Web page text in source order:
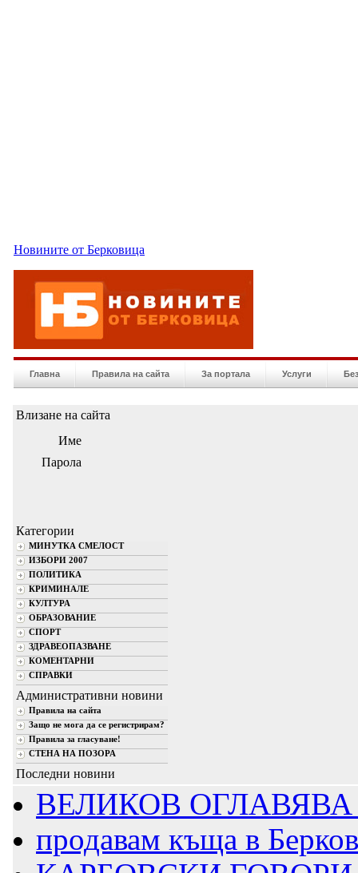
Новините от Берковица
Главна Правила на сайта За портала Услуги
Влизане на сайта
Име
Парола
Категории
МИНУТКА СМЕЛОСТ
ИЗБОРИ 2007
ПОЛИТИКА
КРИМИНАЛЕ
КУЛТУРА
ОБРАЗОВАНИЕ
СПОРТ
ЗДРАВЕОПАЗВАНЕ
КОМЕНТАРНИ
СПРАВКИ
Административни новини
Правила на сайта
Защо не мога да се регистрирам?
Правила за гласуване!
СТЕНА НА ПОЗОРА
Последни новини
ВЕЛИКОВ
продавам къща в